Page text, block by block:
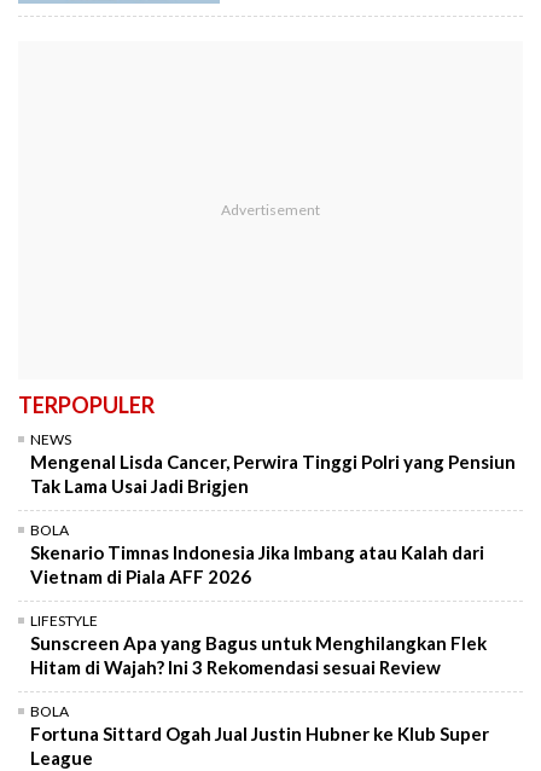
TERPOPULER
NEWS
Mengenal Lisda Cancer, Perwira Tinggi Polri yang Pensiun
Tak Lama Usai Jadi Brigjen
BOLA
Skenario Timnas Indonesia Jika Imbang atau Kalah dari
Vietnam di Piala AFF 2026
LIFESTYLE
Sunscreen Apa yang Bagus untuk Menghilangkan Flek
Hitam di Wajah? Ini 3 Rekomendasi sesuai Review
BOLA
Fortuna Sittard Ogah Jual Justin Hubner ke Klub Super
League